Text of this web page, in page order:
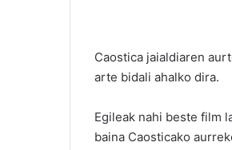
Caostica jaialdiaren
arte bidali ahalko dira.
Egileak nahi beste film
baina Caosticako